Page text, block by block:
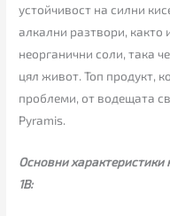
устойчивост на силни
алкални разтвори, както
неорганични соли, така
цял живот. Топ продукт,
проблеми, от водещата
Pyramis.
Основни характеристики
1B: